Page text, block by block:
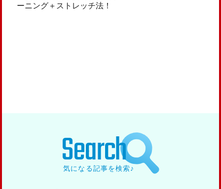
ーニング＋ストレッチ法！
Search
気になる記事を検索♪